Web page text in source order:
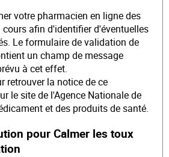
votre pharmacien en ligne des
afin d'identifier d'éventuelles
Le formulaire de validation de
un champ de message
à cet effet.
retrouver la notice de ce
le site de l'Agence Nationale de
et des produits de santé.
pour Calmer les toux